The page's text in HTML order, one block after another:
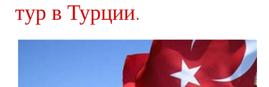
тур в Турции.